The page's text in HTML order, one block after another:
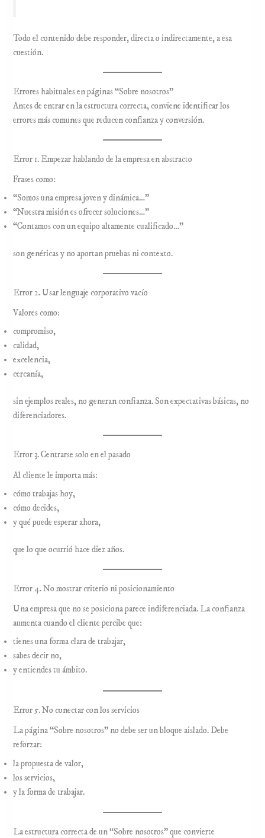
Todo el contenido debe responder, directa o indirectamente, a esa
cuestión.
Errores habituales en páginas “Sobre nosotros”
Antes de entrar en la estructura correcta, conviene identificar los
errores más comunes que reducen confianza y conversión.
Error 1. Empezar hablando de la empresa en abstracto
Frases como:
“Somos una empresa joven y dinámica…”
“Nuestra misión es ofrecer soluciones…”
“Contamos con un equipo altamente cualificado…”
son genéricas y no aportan pruebas ni contexto.
Error 2. Usar lenguaje corporativo vacío
Valores como:
compromiso,
calidad,
excelencia,
cercanía,
sin ejemplos reales, no generan confianza. Son expectativas básicas, no
diferenciadores.
Error 3. Centrarse solo en el pasado
Al cliente le importa más:
cómo trabajas hoy,
cómo decides,
y qué puede esperar ahora,
que lo que ocurrió hace diez años.
Error 4. No mostrar criterio ni posicionamiento
Una empresa que no se posiciona parece indiferenciada. La confianza
aumenta cuando el cliente percibe que:
tienes una forma clara de trabajar,
sabes decir no,
y entiendes tu ámbito.
Error 5. No conectar con los servicios
La página “Sobre nosotros” no debe ser un bloque aislado. Debe
reforzar:
la propuesta de valor,
los servicios,
y la forma de trabajar.
La estructura correcta de un “Sobre nosotros” que convierte